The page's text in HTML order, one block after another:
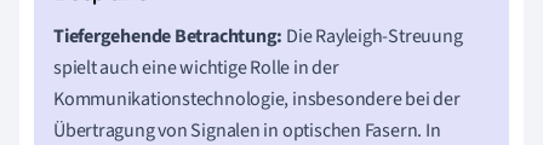
Tiefergehende Betrachtung: Die Rayleigh-Streuung
spielt auch eine wichtige Rolle in der
Kommunikationstechnologie, insbesondere bei der
Übertragung von Signalen in optischen Fasern. In